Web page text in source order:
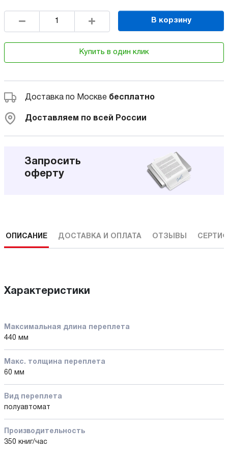
В корзину
Купить в один клик
Доставка по Москве бесплатно
Доставляем по всей России
Запросить
оферту
ОПИСАНИЕ ДОСТАВКА И ОПЛАТА ОТЗЫВЫ
Характеристики
Максимальная длина переплета
440 мм
Макс. толщина переплета
60 мм
Вид переплета
полуавтомат
Производительность
350 книг/час